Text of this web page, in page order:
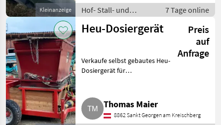
Kleinanzeige
Wurde nur einmal verwendet.
Inkl. neue
Hof- Stall- und
Weidetechnik /
Heutechnik
7 Tage online
Heu-Dosiergerät
Preis
auf
Anfrage
Verkaufe selbst gebautes Heu-
Dosiergerät für
Weidetechnik Heutechnik
Thomas Maier
8862 Sankt Georgen am Kreischberg